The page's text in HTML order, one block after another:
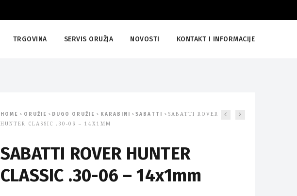
TRGOVINA SERVIS ORUŽJA NOVOSTI KONTAKT I INFORMACIJE
HOME > ORUŽJE > DUGO ORUŽJE > KARABINI >SABATTI > SABATTI ROVER
HUNTER CLASSIC .30-06 – 14X1MM
SABATTI ROVER HUNTER
CLASSIC .30-06 – 14x1mm